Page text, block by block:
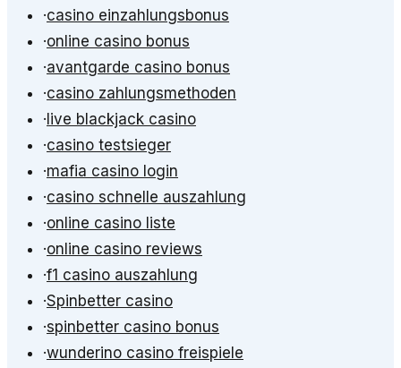
·casino einzahlungsbonus
·online casino bonus
·avantgarde casino bonus
·casino zahlungsmethoden
· live blackjack casino
·casino testsieger
·mafia casino login
·casino schnelle auszahlung
·online casino liste
·online casino reviews
·f1 casino auszahlung
·Spinbetter casino
·spinbetter casino bonus
·wunderino casino freispiele